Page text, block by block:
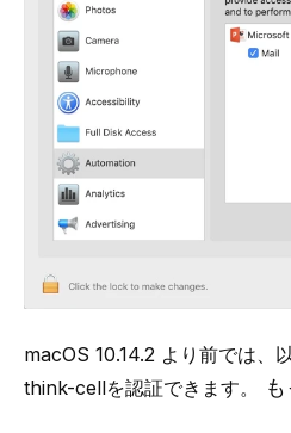
macOS 10.14.2 より前では、
think-cellを認証できます。